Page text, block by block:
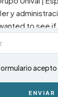
acepto
ENVIAR